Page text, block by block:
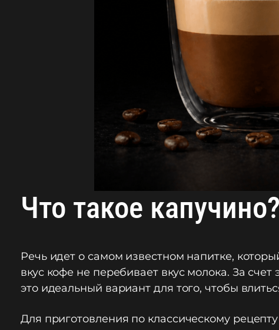
Что такое капучино?
Речь идет о самом известном напитке,
вкус кофе не перебивает вкус молока. За
это идеальный вариант для того, чтобы
Для приготовления по классическому